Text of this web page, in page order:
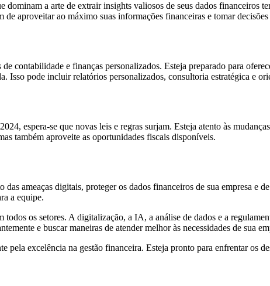
dominam a arte de extrair insights valiosos de seus dados financeiros
aproveitar ao máximo suas informações financeiras e tomar
contabilidade e finanças personalizados. Esteja preparado para
Isso pode incluir relatórios personalizados, consultoria estratégica e
espera-se que novas leis e regras surjam. Esteja atento às
também aproveite as oportunidades fiscais disponíveis.
ameaças digitais, proteger os dados financeiros de sua empresa e
a equipe.
os setores. A digitalização, a IA, a análise de dados e a
e buscar maneiras de atender melhor às necessidades de sua
pela excelência na gestão financeira. Esteja pronto para enfrentar os